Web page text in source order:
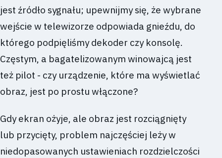
jest źródło sygnału; upewnijmy się, że wybrane
wejście w telewizorze odpowiada gnieźdu, do
którego podpięliśmy dekoder czy konsolę.
Częstym, a bagatelizowanym winowajcą jest
też pilot - czy urządzenie, które ma wyświetlać
obraz, jest po prostu włączone?
Gdy ekran ożyje, ale obraz jest rozciągnięty
lub przycięty, problem najczęściej leży w
niedopasowanych ustawieniach rozdzielczości